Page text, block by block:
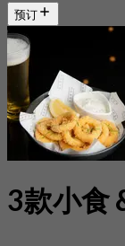
预订
3款小食